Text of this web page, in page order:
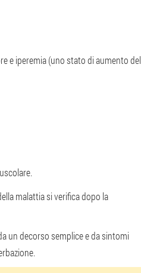
e iperemia (uno stato di aumento del
malattia si verifica dopo la
un decorso semplice e da sintomi